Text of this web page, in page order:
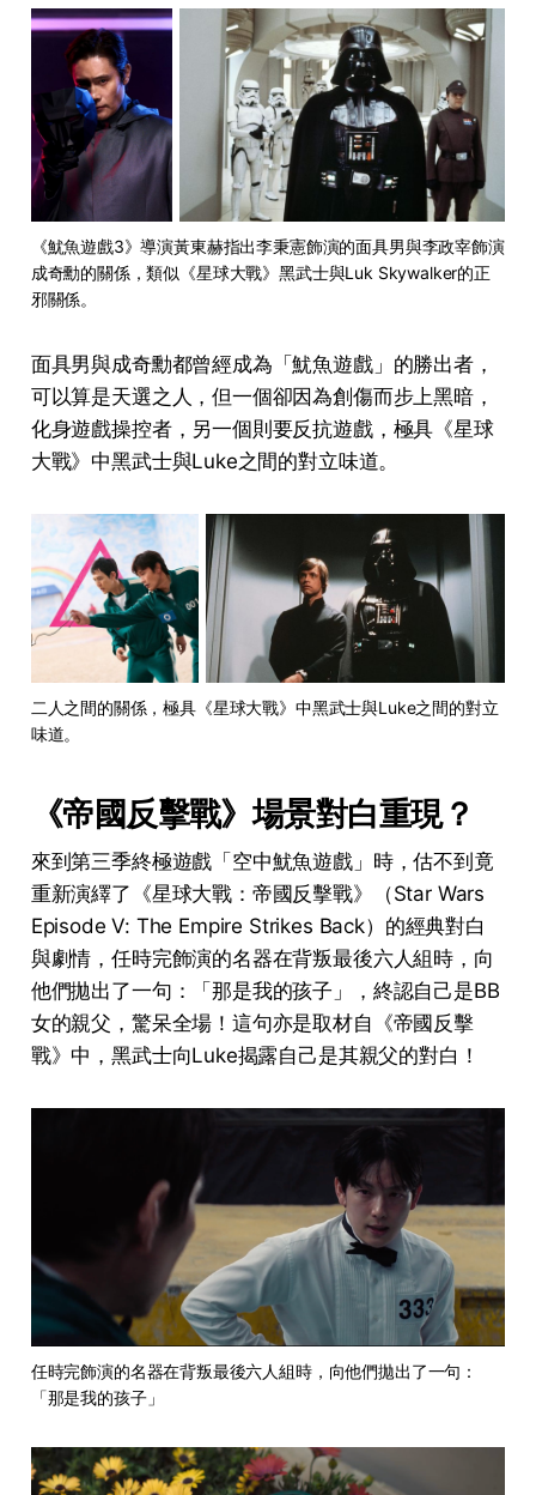
《魷魚遊戲3》導演黃東赫指出李秉憲飾演的面具男與李政宰飾演
成奇勳的關係，類似《星球大戰》黑武士與Luk Skywalker的正
邪關係。
面具男與成奇勳都曾經成為「魷魚遊戲」的勝出者，
可以算是天選之人，但一個卻因為創傷而步上黑暗，
化身遊戲操控者，另一個則要反抗遊戲，極具《星球
大戰》中黑武士與Luke之間的對立味道。
二人之間的關係，極具《星球大戰》中黑武士與Luke之間的對立
味道。
《帝國反擊戰》場景對白重現？
來到第三季終極遊戲「空中魷魚遊戲」時，估不到竟
重新演繹了《星球大戰：帝國反擊戰》（Star Wars
Episode V: The Empire Strikes Back）的經典對白
與劇情，任時完飾演的名器在背叛最後六人組時，向
他們拋出了一句：「那是我的孩子」，終認自己是BB
女的親父，驚呆全場！這句亦是取材自《帝國反擊
戰》中，黑武士向Luke揭露自己是其親父的對白！
任時完飾演的名器在背叛最後六人組時，向他們拋出了一句：
「那是我的孩子」